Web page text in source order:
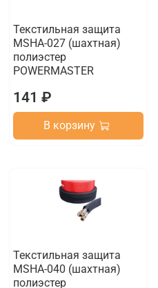
Текстильная защита
MSHA-027 (шахтная)
полиэстер
POWERMASTER
141 ₽
В корзину
Текстильная защита
MSHA-040 (шахтная)
полиэстер